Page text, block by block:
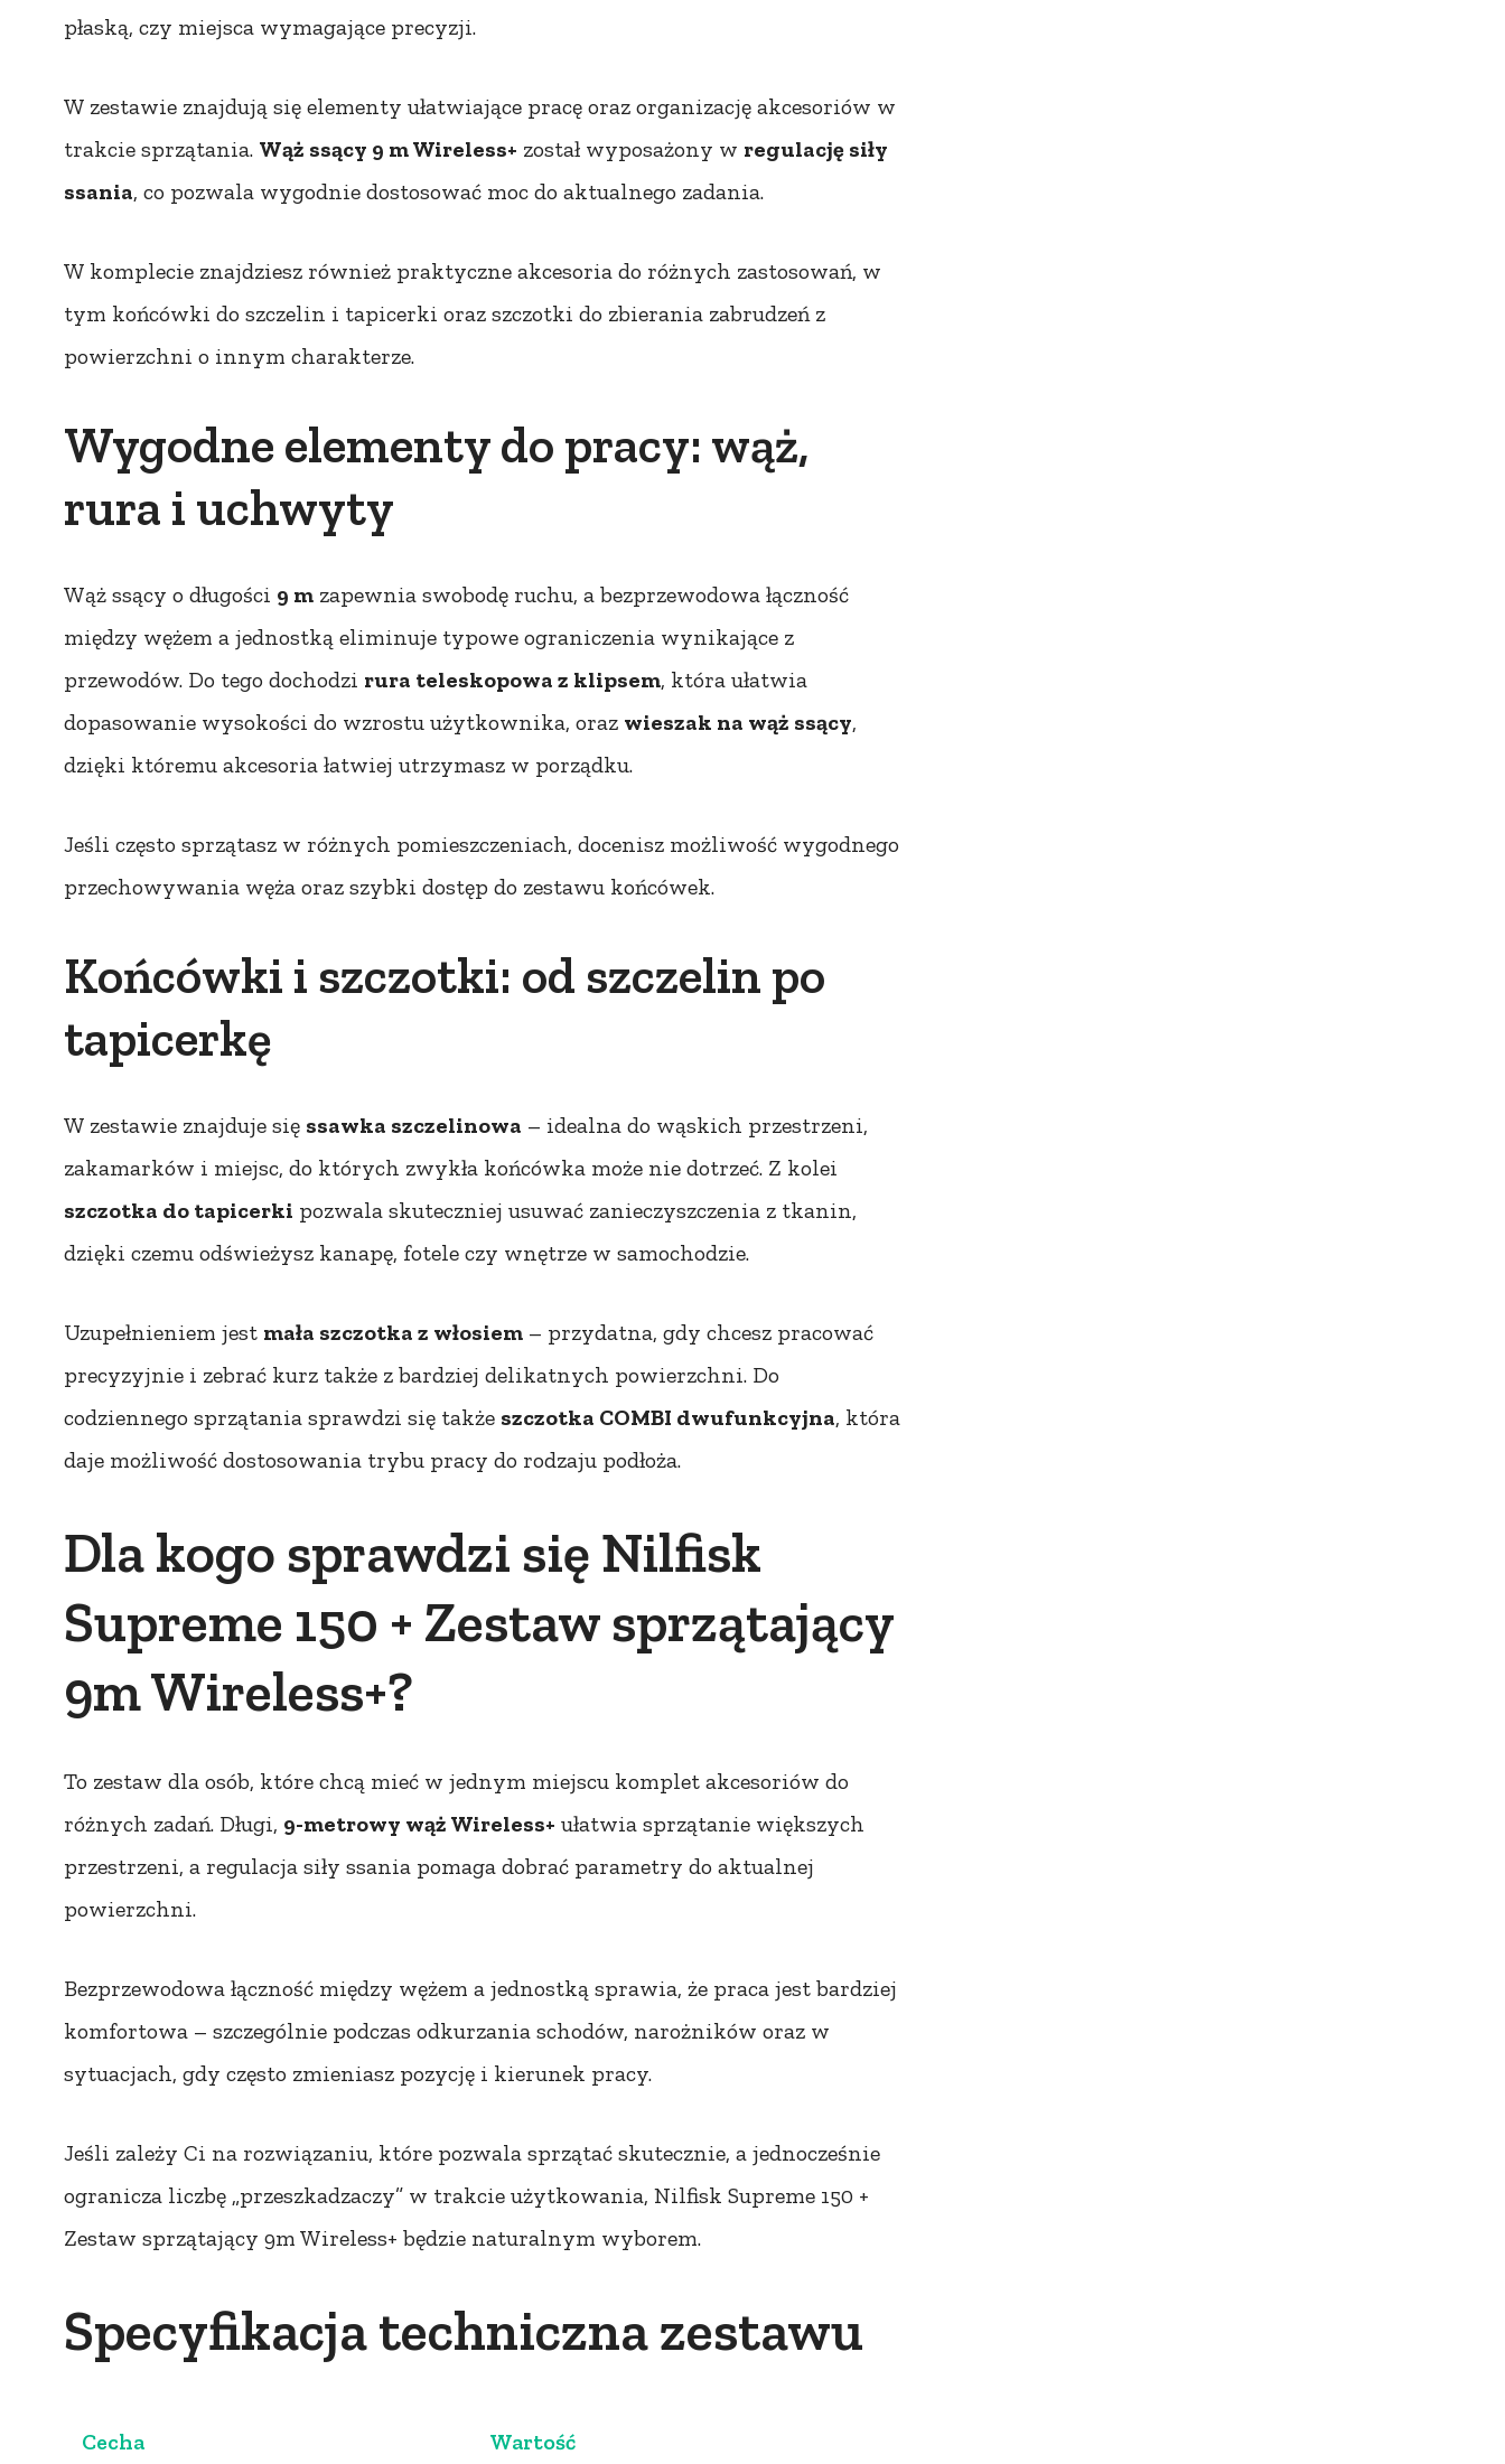
płaską, czy miejsca wymagające precyzji.
W zestawie znajdują się elementy ułatwiające pracę oraz organizację akcesoriów w
trakcie sprzątania. Wąż ssący 9 m Wireless+ został wyposażony w regulację siły
ssania, co pozwala wygodnie dostosować moc do aktualnego zadania.
W komplecie znajdziesz również praktyczne akcesoria do różnych zastosowań, w
tym końcówki do szczelin i tapicerki oraz szczotki do zbierania zabrudzeń z
powierzchni o innym charakterze.
Wygodne elementy do pracy: wąż,
rura i uchwyty
Wąż ssący o długości 9 m zapewnia swobodę ruchu, a bezprzewodowa łączność
między wężem a jednostką eliminuje typowe ograniczenia wynikające z
przewodów. Do tego dochodzi rura teleskopowa z klipsem, która ułatwia
dopasowanie wysokości do wzrostu użytkownika, oraz wieszak na wąż ssący,
dzięki któremu akcesoria łatwiej utrzymasz w porządku.
Jeśli często sprzątasz w różnych pomieszczeniach, docenisz możliwość wygodnego
przechowywania węża oraz szybki dostęp do zestawu końcówek.
Końcówki i szczotki: od szczelin po
tapicerkę
W zestawie znajduje się ssawka szczelinowa – idealna do wąskich przestrzeni,
zakamarków i miejsc, do których zwykła końcówka może nie dotrzeć. Z kolei
szczotka do tapicerki pozwala skuteczniej usuwać zanieczyszczenia z tkanin,
dzięki czemu odświeżysz kanapę, fotele czy wnętrze w samochodzie.
Uzupełnieniem jest mała szczotka z włosiem – przydatna, gdy chcesz pracować
precyzyjnie i zebrać kurz także z bardziej delikatnych powierzchni. Do
codziennego sprzątania sprawdzi się także szczotka COMBI dwufunkcyjna, która
daje możliwość dostosowania trybu pracy do rodzaju podłoża.
Dla kogo sprawdzi się Nilfisk
Supreme 150 + Zestaw sprzątający
9m Wireless+?
To zestaw dla osób, które chcą mieć w jednym miejscu komplet akcesoriów do
różnych zadań. Długi, 9-metrowy wąż Wireless+ ułatwia sprzątanie większych
przestrzeni, a regulacja siły ssania pomaga dobrać parametry do aktualnej
powierzchni.
Bezprzewodowa łączność między wężem a jednostką sprawia, że praca jest bardziej
komfortowa – szczególnie podczas odkurzania schodów, narożników oraz w
sytuacjach, gdy często zmieniasz pozycję i kierunek pracy.
Jeśli zależy Ci na rozwiązaniu, które pozwala sprzątać skutecznie, a jednocześnie
ogranicza liczbę „przeszkadzaczy” w trakcie użytkowania, Nilfisk Supreme 150 +
Zestaw sprzątający 9m Wireless+ będzie naturalnym wyborem.
Specyfikacja techniczna zestawu
Cecha Wartość